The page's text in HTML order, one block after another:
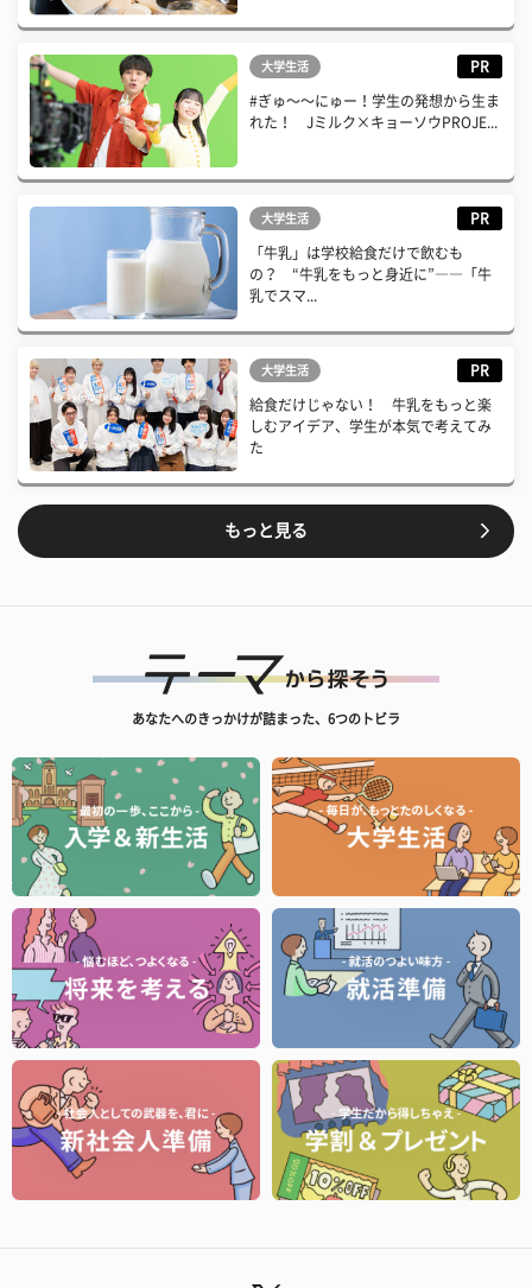
大学生活 PR
#ぎゅ〜〜にゅー！学生の発想から生ま
れた！ Jミルク×キョーソウPROJE...
大学生活 PR
「牛乳」は学校給食だけで飲むも
の？ “牛乳をもっと身近に”――「牛
乳でスマ...
大学生活 PR
給食だけじゃない！ 牛乳をもっと楽
しむアイデア、学生が本気で考えてみ
た
もっと見る
あなたへのきっかけが詰まった、6つのトビラ